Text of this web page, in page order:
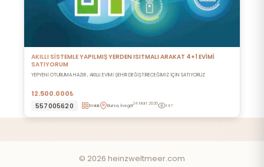
AKILLI SİSTEMLE YAPILMIŞ YERDEN ISITMALI ARAKAT 4+1 EVİMİ
SATIYORUM
YEPYENİ OTURUMA HAZIR , AKILLI EVİMİ ŞEHİR DEĞİŞTİRECEĞİMİZ İÇİN SATIYORUZ
12.500.000₺
557005620
Emlak Bursa, İnegöl24 Mart 2026 147
© 2026 heinzweltmeer.com